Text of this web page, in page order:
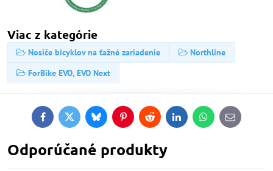
Viac z kategórie
Nosiče bicyklov na ťažné zariadenie
Northline
ForBike EVO, EVO Next
FacebookTwitterBlueskyPinterestReddit LinkedInWhatsApp
E-
mail
Odporúčané produkty